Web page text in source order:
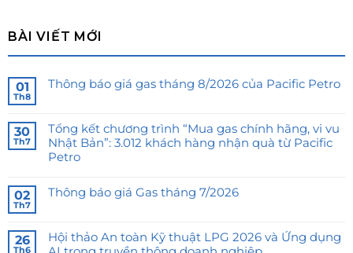
BÀI VIẾT MỚI
01
Th8
Thông báo giá gas tháng 8/2026 của Pacific Petro
30
Th7
Tổng kết chương trình “Mua gas chính hãng, vi vu
Nhật Bản”: 3.012 khách hàng nhận quà từ Pacific
Petro
02
Th7
Thông báo giá Gas tháng 7/2026
26
Th6
Hội thảo An toàn Kỹ thuật LPG 2026 và Ứng dụng